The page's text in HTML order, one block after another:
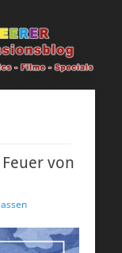
von